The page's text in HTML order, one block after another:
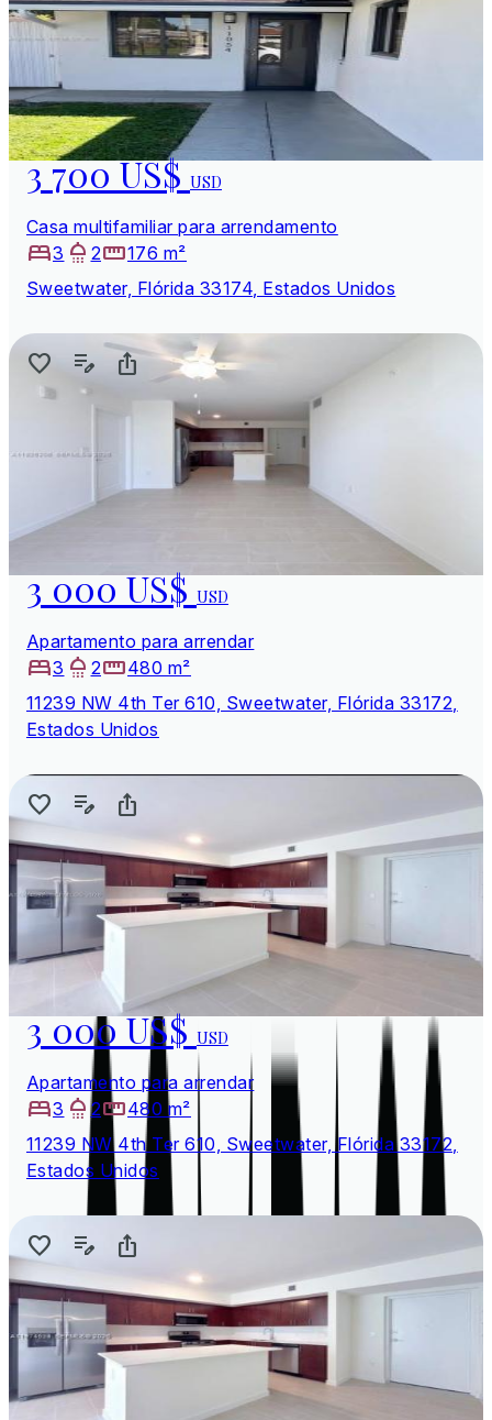
3 700 US$USD
Casa multifamiliar para arrendamento
3
2
176 m²
Sweetwater, Flórida 33174, Estados Unidos
3 000 US$USD
Apartamento para arrendar
3
2
480 m²
11239 NW 4th Ter 610, Sweetwater, Flórida 33172,
Estados Unidos
3 000 US$USD
Apartamento para arrendar
3
2
480 m²
11239 NW 4th Ter 610, Sweetwater, Flórida 33172,
Estados Unidos